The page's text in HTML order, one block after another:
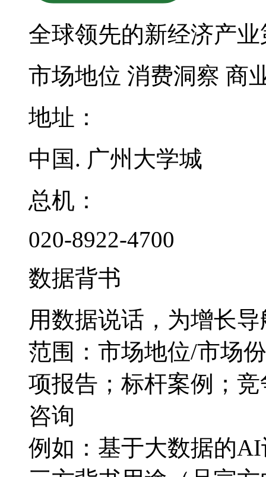
全球领先的新经济产
市场地位 消费洞察 商
地址：
中国. 广州大学城
总机：
020-8922-4700
数据背书
用数据说话，为增长导
范围：市场地位/市场
项报告；标杆案例；
咨询
例如：基于大数据的